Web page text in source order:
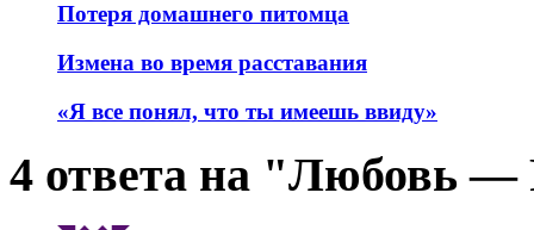
Потеря домашнего питомца
Измена во время расставания
«Я все понял, что ты имеешь ввиду»
4 ответа на "Любовь —